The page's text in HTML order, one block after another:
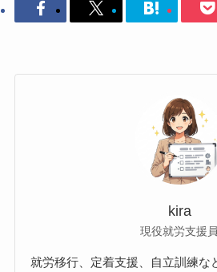
kira
現役就労支援員
就労移行、定着支援、自立訓練な